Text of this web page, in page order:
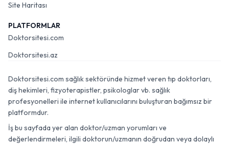
Site Haritası
PLATFORMLAR
Doktorsitesi.com
Doktorsitesi.az
Doktorsitesi.com sağlık sektöründe hizmet veren tıp doktorları,
diş hekimleri, fizyoterapistler, psikologlar vb. sağlık
profesyonelleri ile internet kullanıcılarını buluşturan bağımsız bir
platformdur.
İş bu sayfada yer alan doktor/uzman yorumları ve
değerlendirmeleri, ilgili doktorun/uzmanın doğrudan veya dolaylı